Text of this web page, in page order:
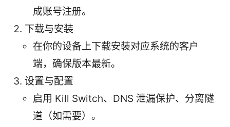
成账号注册。
下载与安装
在你的设备上下载安装对应系统的客户
端，确保版本最新。
设置与配置
启用 Kill Switch、DNS 泄漏保护、分离隧
道（如需要）。